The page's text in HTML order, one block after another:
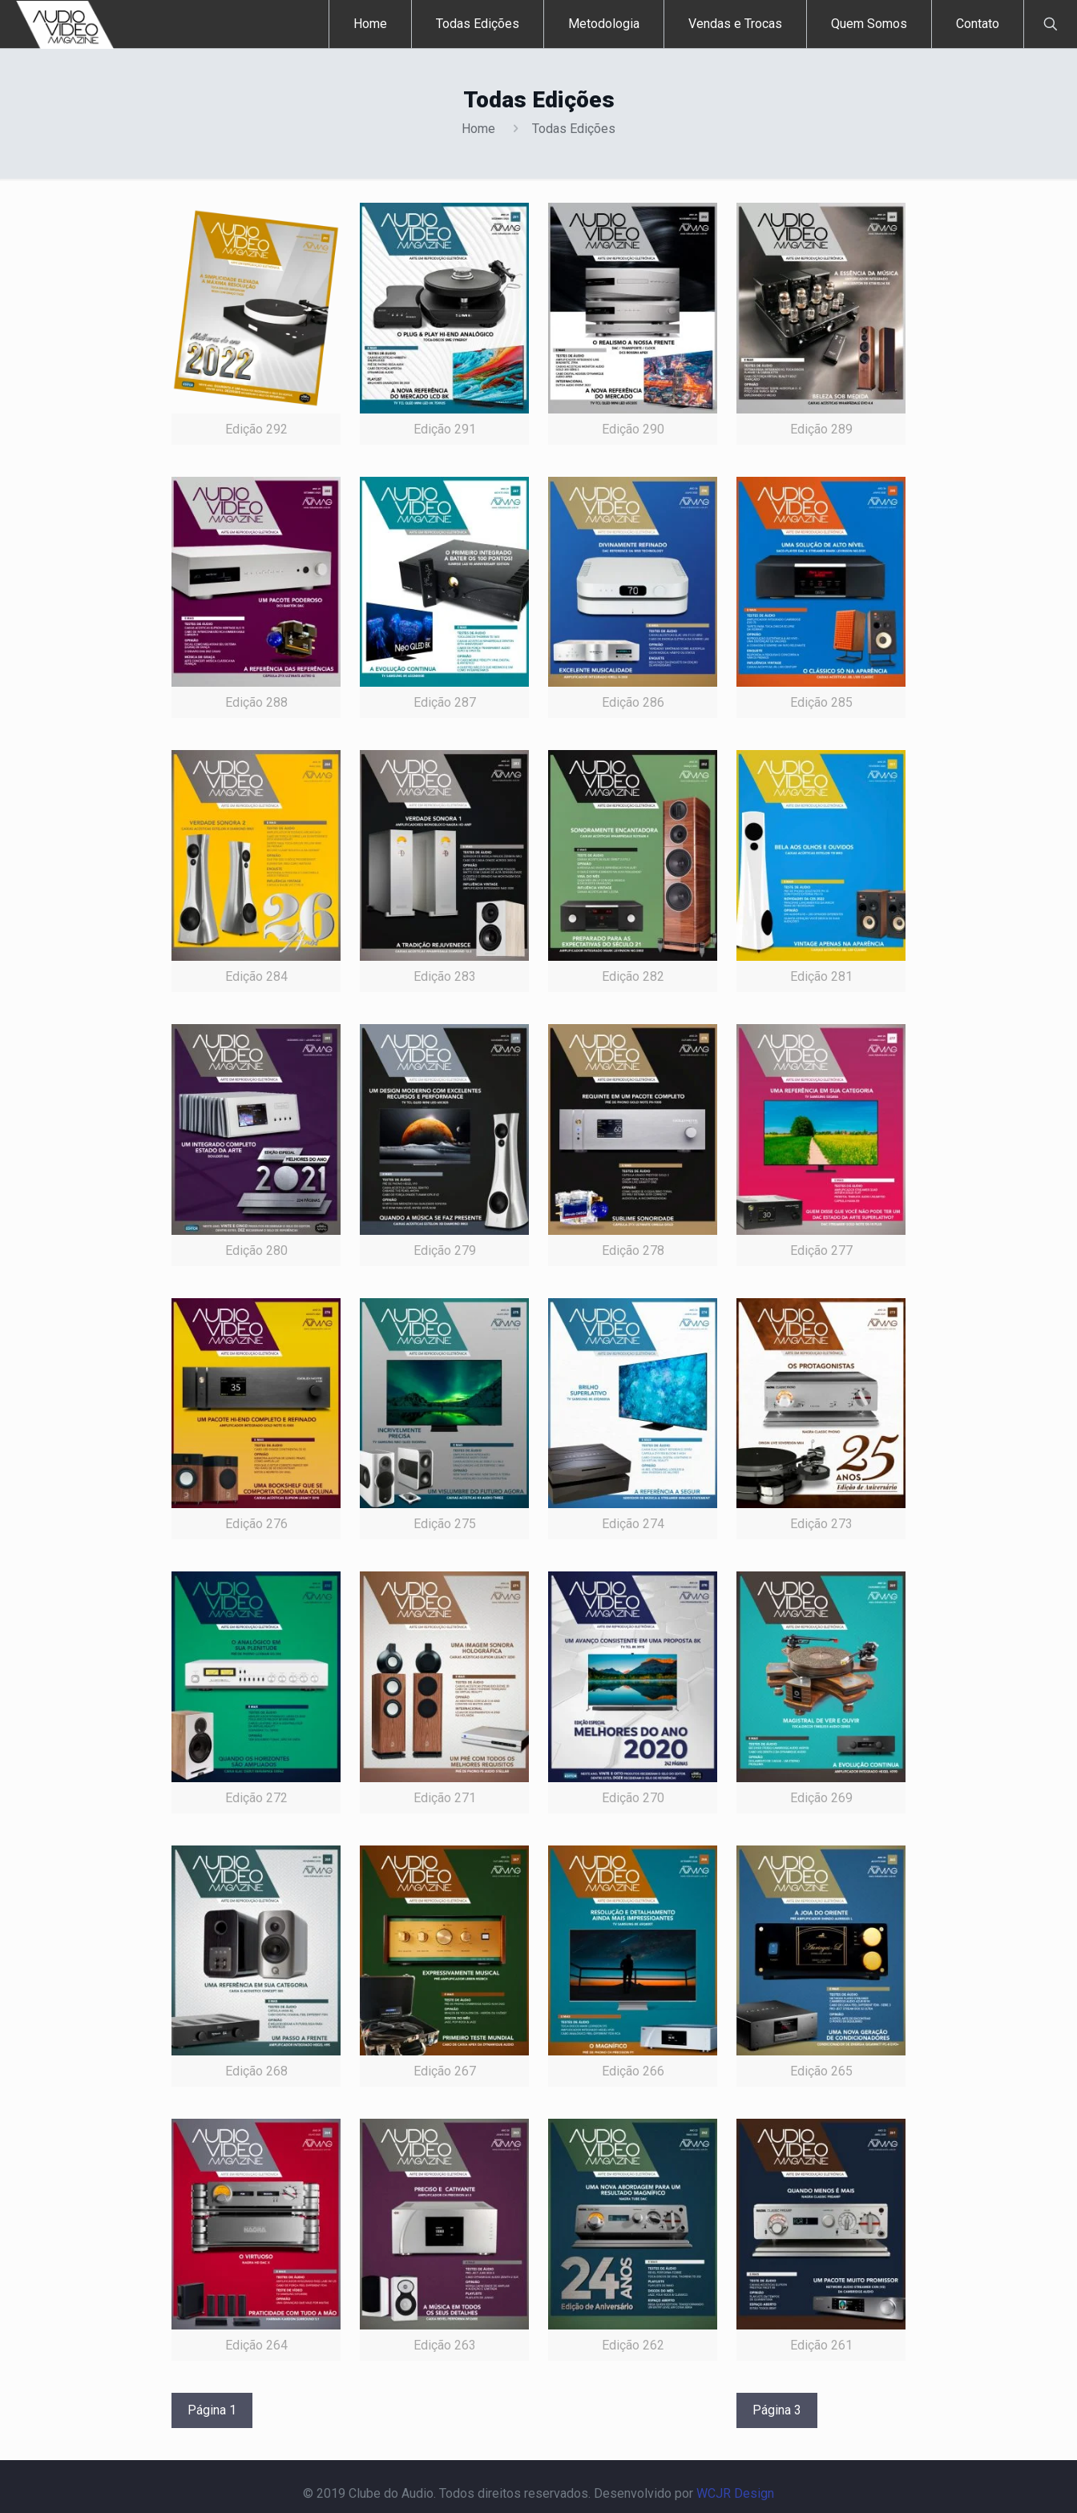
Home Todas Edições Metodologia Vendas e Trocas Quem Somos Contato
Todas Edições
Home Todas Edições
Edição 292 Edição 291 Edição 290 Edição 289
Edição 288 Edição 287 Edição 286 Edição 285
Edição 284 Edição 283 Edição 282 Edição 281
Edição 280 Edição 279 Edição 278 Edição 277
Edição 276 Edição 275 Edição 274 Edição 273
Edição 272 Edição 271 Edição 270 Edição 269
Edição 268 Edição 267 Edição 266 Edição 265
Edição 264 Edição 263 Edição 262 Edição 261
Página 1 Página 3
© 2019 Clube do Audio. Todos direitos reservados. Desenvolvido por WCJR Design